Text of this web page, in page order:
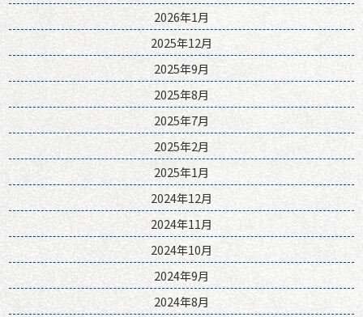
2026年1月
2025年12月
2025年9月
2025年8月
2025年7月
2025年2月
2025年1月
2024年12月
2024年11月
2024年10月
2024年9月
2024年8月